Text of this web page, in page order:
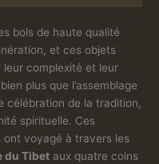
bols de haute qualité
et ces objets
complexité et leur
plus que l’assemblage
célébration de la tradition,
spirituelle. Ces
ont voyagé à travers les
du Tibet aux quatre coins